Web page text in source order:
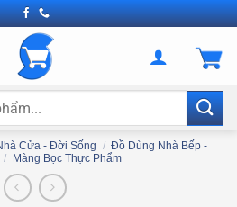
Cửa - Đời Sống / Đồ Dùng Nhà Bếp -
/ Màng Bọc Thực Phẩm